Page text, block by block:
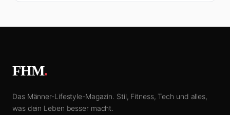
FHM.
Das Männer-Lifestyle-Magazin. Stil, Fitness, Tech und alles,
was dein Leben besser macht.